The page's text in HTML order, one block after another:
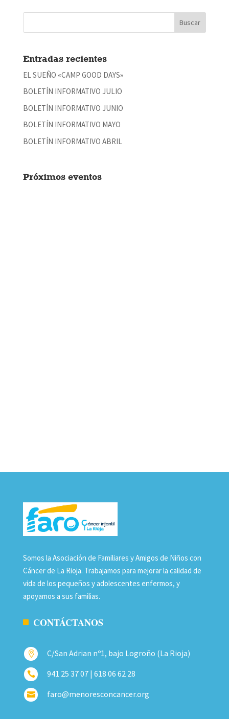
Entradas recientes
EL SUEÑO «CAMP GOOD DAYS»
BOLETÍN INFORMATIVO JULIO
BOLETÍN INFORMATIVO JUNIO
BOLETÍN INFORMATIVO MAYO
BOLETÍN INFORMATIVO ABRIL
Próximos eventos
Somos la Asociación de Familiares y Amigos de Niños con
Cáncer de La Rioja. Trabajamos para mejorar la calidad de
vida de los pequeños y adolescentes enfermos, y
apoyamos a sus familias.
CONTÁCTANOS
 C/San Adrian nº1, bajo Logroño (La Rioja)
 941 25 37 07 | 618 06 62 28
 faro@menoresconcancer.org